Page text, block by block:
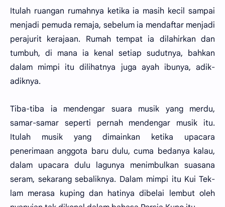
Itulah ruangan rumahnya ketika ia masih kecil sampai
menjadi pemuda remaja, sebelum ia mendaftar menjadi
perajurit kerajaan. Rumah tempat ia dilahirkan dan
tumbuh, di mana ia kenal setiap sudutnya, bahkan
dalam mimpi itu dilihatnya juga ayah ibunya, adik-
adiknya.
Tiba-tiba ia mendengar suara musik yang merdu,
samar-samar seperti pernah mendengar musik itu.
Itulah musik yang dimainkan ketika upacara
penerimaan anggota baru dulu, cuma bedanya kalau,
dalam upacara dulu lagunya menimbulkan suasana
seram, sekarang sebaliknya. Dalam mimpi itu Kui Tek-
lam merasa kuping dan hatinya dibelai lembut oleh